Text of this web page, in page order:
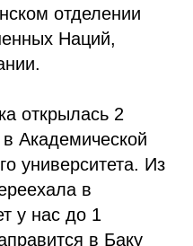
отделении
Наций,
открылась 2
в Академической
университета. Из
в
у нас до 1
в Баку